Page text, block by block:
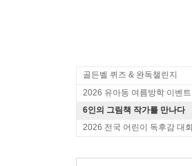
골든벨 퀴즈 & 완독챌린지
2026 유아동 여름방학 이벤트
6인의 그림책 작가를 만나다
2026 전국 어린이 독후감 대회